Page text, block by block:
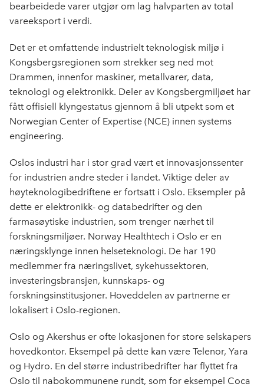
bearbeidede varer utgjør om lag halvparten av total
vareeksport i verdi.
Det er et omfattende industrielt teknologisk miljø i
Kongsbergsregionen som strekker seg ned mot
Drammen, innenfor maskiner, metallvarer, data,
teknologi og elektronikk. Deler av Kongsbergmiljøet har
fått offisiell klyngestatus gjennom å bli utpekt som et
Norwegian Center of Expertise (NCE) innen systems
engineering.
Oslos industri har i stor grad vært et innovasjonssenter
for industrien andre steder i landet. Viktige deler av
høyteknologibedriftene er fortsatt i Oslo. Eksempler på
dette er elektronikk- og databedrifter og den
farmasøytiske industrien, som trenger nærhet til
forskningsmiljøer. Norway Healthtech i Oslo er en
næringsklynge innen helseteknologi. De har 190
medlemmer fra næringslivet, sykehussektoren,
investeringsbransjen, kunnskaps- og
forskningsinstitusjoner. Hoveddelen av partnerne er
lokalisert i Oslo-regionen.
Oslo og Akershus er ofte lokasjonen for store selskapers
hovedkontor. Eksempel på dette kan være Telenor, Yara
og Hydro. En del større industribedrifter har flyttet fra
Oslo til nabokommunene rundt, som for eksempel Coca